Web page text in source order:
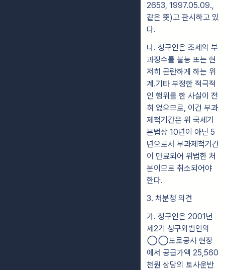
2653, 1997.05.09.,
같은 뜻)고 판시하고 있
다.
나. 청구인은 조세의 부
과징수를 불능 또는 현
저히 곤란하게 하는 위
계․기 타 부정한 적극적
인 행위를 한 사실이 전
혀 없으므로, 이건 부과
제척기간은 위 국세기
본법상 10년이 아닌 5
년으로서 부과제척기간
이 만료되어 위 법한 처
분이므로 취소되어야
한다.
3. 처분청 의견
가. 청구인은 2001년
제2기 청구외법인의
◯◯도로공사 현장
에서 공급가액 25,560
천원 상당의 토사운반